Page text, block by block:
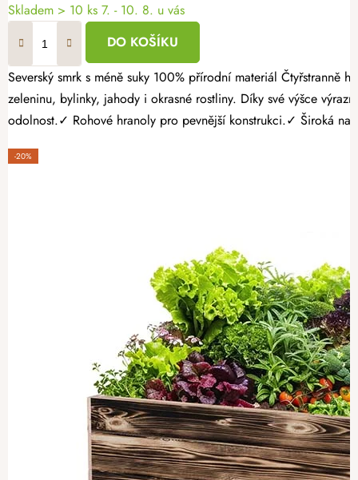
Skladem > 10 ks 7. - 10. 8. u vás
DO KOŠÍKU
Severský smrk s méně suky 100% přírodní materiál Čtyřstranně hoblovaný masiv Vytvořte si zahrádku přesně podle svých představ. Dřevěný vyvýšený záhon 160 × 100 × 40 cm nabízí velkorysý prostor pro
zeleninu, bylinky, jahody i okrasné rostliny. Díky své výšce
odolnost.✓ Rohové hranoly pro pevnější konstrukci.✓ Široká
-20%